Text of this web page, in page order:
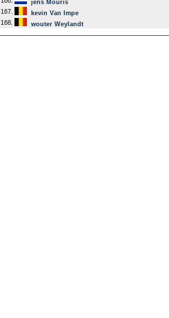
jens Mouris
167.
kevin Van Impe
168.
wouter Weylandt